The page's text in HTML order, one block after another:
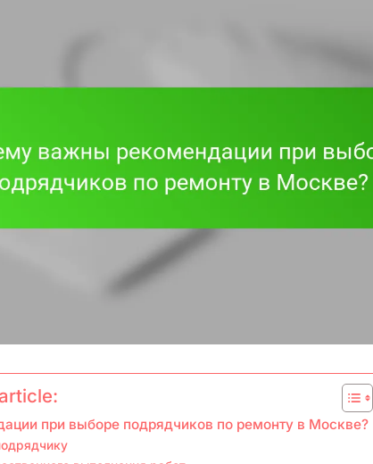
при выборе подрядчиков по ремонту в Москве?